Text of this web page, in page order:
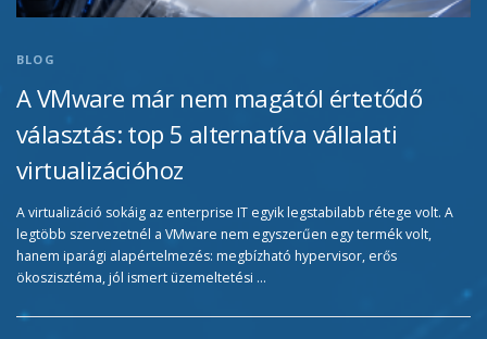
BLOG
A VMware már nem magától értetődő
választás: top 5 alternatíva vállalati
virtualizációhoz
A virtualizáció sokáig az enterprise IT egyik legstabilabb rétege volt. A
legtöbb szervezetnél a VMware nem egyszerűen egy termék volt,
hanem iparági alapértelmezés: megbízható hypervisor, erős
ökoszisztéma, jól ismert üzemeltetési …